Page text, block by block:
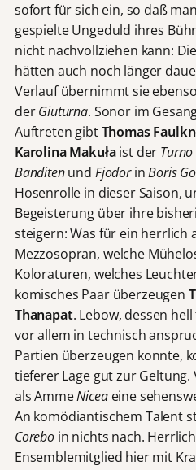
sofort für sich ein, so daß
gespielte Ungeduld ihres
nicht nachvollziehen kann:
hätten auch noch länger
Verlauf übernimmt sie
derGiuturna. Sonor im
Auftreten gibtThomas
Karolina Makułaist der Turno
Banditenund FjodorinBoris
Hosenrolle in dieser Saison,
Begeisterung über ihre
steigern: Was für ein herrlich
Mezzosopran, welche
Koloraturen, welches
komisches Paar überzeugen
Thanapat. Lebow, dessen
vor allem in technisch
Partien überzeugen konnte,
tieferer Lage gut zur
als AmmeNiceaeine
An komödiantischem Talent
Coreboin nichts nach.
Ensemblemitglied hier mit